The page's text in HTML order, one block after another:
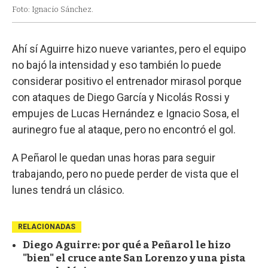
Foto: Ignacio Sánchez.
Ahí sí Aguirre hizo nueve variantes, pero el equipo
no bajó la intensidad y eso también lo puede
considerar positivo el entrenador mirasol porque
con ataques de Diego García y Nicolás Rossi y
empujes de Lucas Hernández e Ignacio Sosa, el
aurinegro fue al ataque, pero no encontró el gol.
A Peñarol le quedan unas horas para seguir
trabajando, pero no puede perder de vista que el
lunes tendrá un clásico.
RELACIONADAS
Diego Aguirre: por qué a Peñarol le hizo
"bien" el cruce ante San Lorenzo y una pista